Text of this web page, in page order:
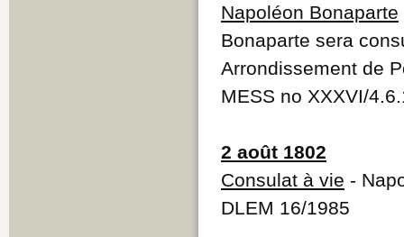
Napoléon Bonaparte
Bonaparte sera
Arrondissement de
MESS no XXXVI/
2 août 1802
Consulat à vie -
DLEM 16/1985